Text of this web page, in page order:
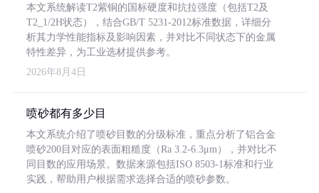
本文系统解读T2紫铜的国标硬度和抗拉强度（包括T2及
T2_1/2H状态），结合GB/T 5231-2012标准数据，详细分
析其力学性能指标及影响因素，并对比不同状态下的金属
特性差异，为工业选材提供参考。
2026年8月4日
喷砂都有多少目
本文系统介绍了喷砂目数的分级标准，重点分析了铝合金
喷砂200目对应的表面粗糙度（Ra 3.2-6.3μm），并对比不
同目数的应用场景。数据来源包括ISO 8503-1标准和行业
实践，帮助用户根据需求选择合适的喷砂参数。